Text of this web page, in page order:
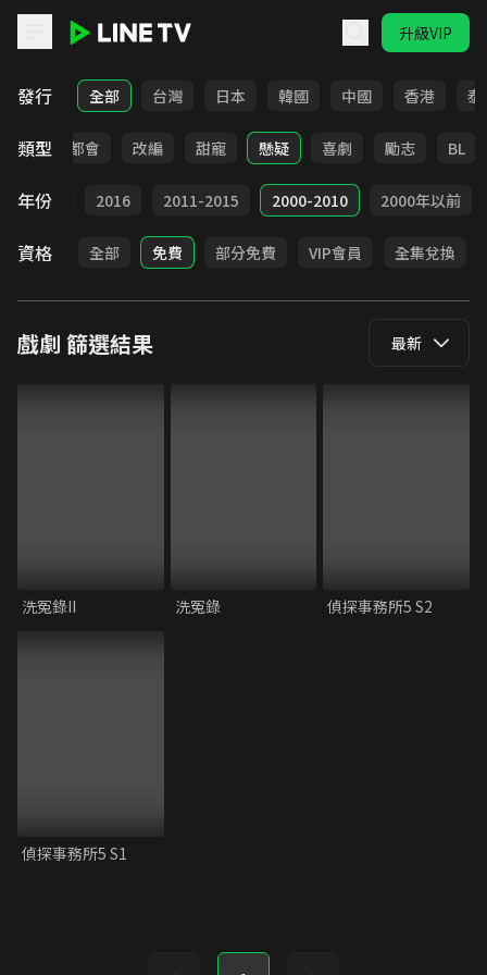
升級VIP
LINE TV - 戲劇
發行 全部 台灣 日本 韓國 中國 香港 泰
類型
愛情 都會 改編 甜寵 懸疑 喜劇 勵志 BL
年份
2017 2016 2011-2015 2000-2010 2000年以前
資格 全部 免費 部分免費 VIP會員 全集兌換
戲劇 篩選結果 最新
洗冤錄II 洗冤錄 偵探事務所5 S2
偵探事務所5 S1